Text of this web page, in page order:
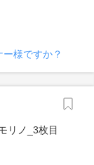
様ですか？